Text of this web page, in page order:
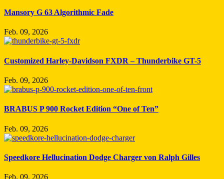
Mansory G 63 Algorithmic Fade
Feb. 09, 2026
Customized Harley-Davidson FXDR – Thunderbike GT-5
Feb. 09, 2026
BRABUS P 900 Rocket Edition “One of Ten”
Feb. 09, 2026
Speedkore Hellucination Dodge Charger von Ralph Gilles
Feb. 09, 2026